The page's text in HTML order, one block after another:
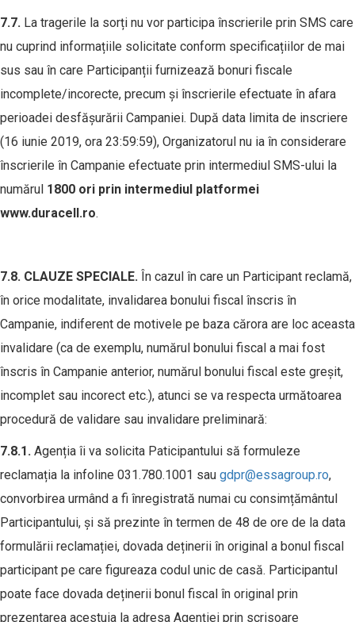
7.7. La tragerile la sorți nu vor participa înscrierile prin SMS care
nu cuprind informațiile solicitate conform specificațiilor de mai
sus sau în care Participanții furnizează bonuri fiscale
incomplete/incorecte, precum și înscrierile efectuate în afara
perioadei desfășurării Campaniei. După data limita de inscriere
(16 iunie 2019, ora 23:59:59), Organizatorul nu ia în considerare
înscrierile în Campanie efectuate prin intermediul SMS-ului la
numărul 1800 ori prin intermediul platformei
www.duracell.ro.
7.8. CLAUZE SPECIALE. În cazul în care un Participant reclamă,
în orice modalitate, invalidarea bonului fiscal înscris în
Campanie, indiferent de motivele pe baza cărora are loc aceasta
invalidare (ca de exemplu, numărul bonului fiscal a mai fost
înscris în Campanie anterior, numărul bonului fiscal este greșit,
incomplet sau incorect etc.), atunci se va respecta următoarea
procedură de validare sau invalidare preliminară:
7.8.1. Agenția îi va solicita Paticipantului să formuleze
reclamația la infoline 031.780.1001 sau gdpr@essagroup.ro,
convorbirea urmând a fi înregistrată numai cu consimțământul
Participantului, și să prezinte în termen de 48 de ore de la data
formulării reclamației, dovada deținerii în original a bonul fiscal
participant pe care figureaza codul unic de casă. Participantul
poate face dovada deținerii bonul fiscal în original prin
prezentarea acestuia la adresa Agenției prin scrisoare